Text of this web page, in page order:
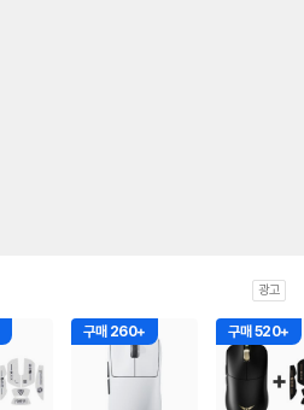
광고
구매 260+ 구매 520+